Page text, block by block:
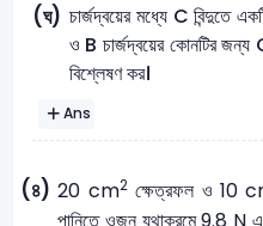
(ঘ) চার্জদ্বয়ের মধ্যে C বিন্দুতে
ও B চার্জদ্বয়ের কোনটির জন্য
বিশ্লেষণ কর।
Ans
(৪) 20 cm2ক্ষেত্রফল ও 10 cm